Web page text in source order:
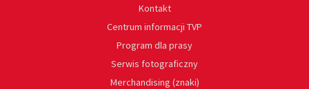
Kontakt
Centrum informacji TVP
Program dla prasy
Serwis fotograficzny
Merchandising (znaki)